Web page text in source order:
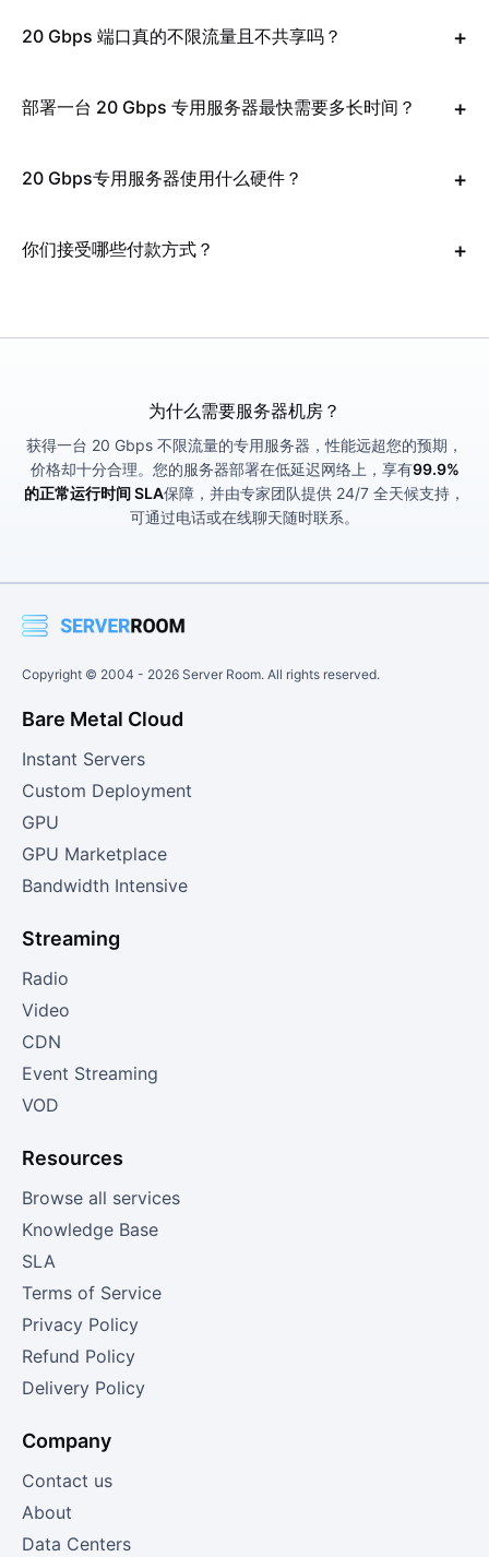
20 Gbps 端口真的不限流量且不共享吗？
部署一台 20 Gbps 专用服务器最快需要多长时间？
20 Gbps专用服务器使用什么硬件？
你们接受哪些付款方式？
为什么需要服务器机房？
获得一台 20 Gbps 不限流量的专用服务器，性能远超您的预期，
价格却十分合理。您的服务器部署在低延迟网络上，享有99.9%
的正常运行时间 SLA保障，并由专家团队提供 24/7 全天候支持，
可通过电话或在线聊天随时联系。
Copyright © 2004 - 2026 Server Room. All rights reserved.
Bare Metal Cloud
Instant Servers
Custom Deployment
GPU
GPU Marketplace
Bandwidth Intensive
Streaming
Radio
Video
CDN
Event Streaming
VOD
Resources
Browse all services
Knowledge Base
SLA
Terms of Service
Privacy Policy
Refund Policy
Delivery Policy
Company
Contact us
About
Data Centers